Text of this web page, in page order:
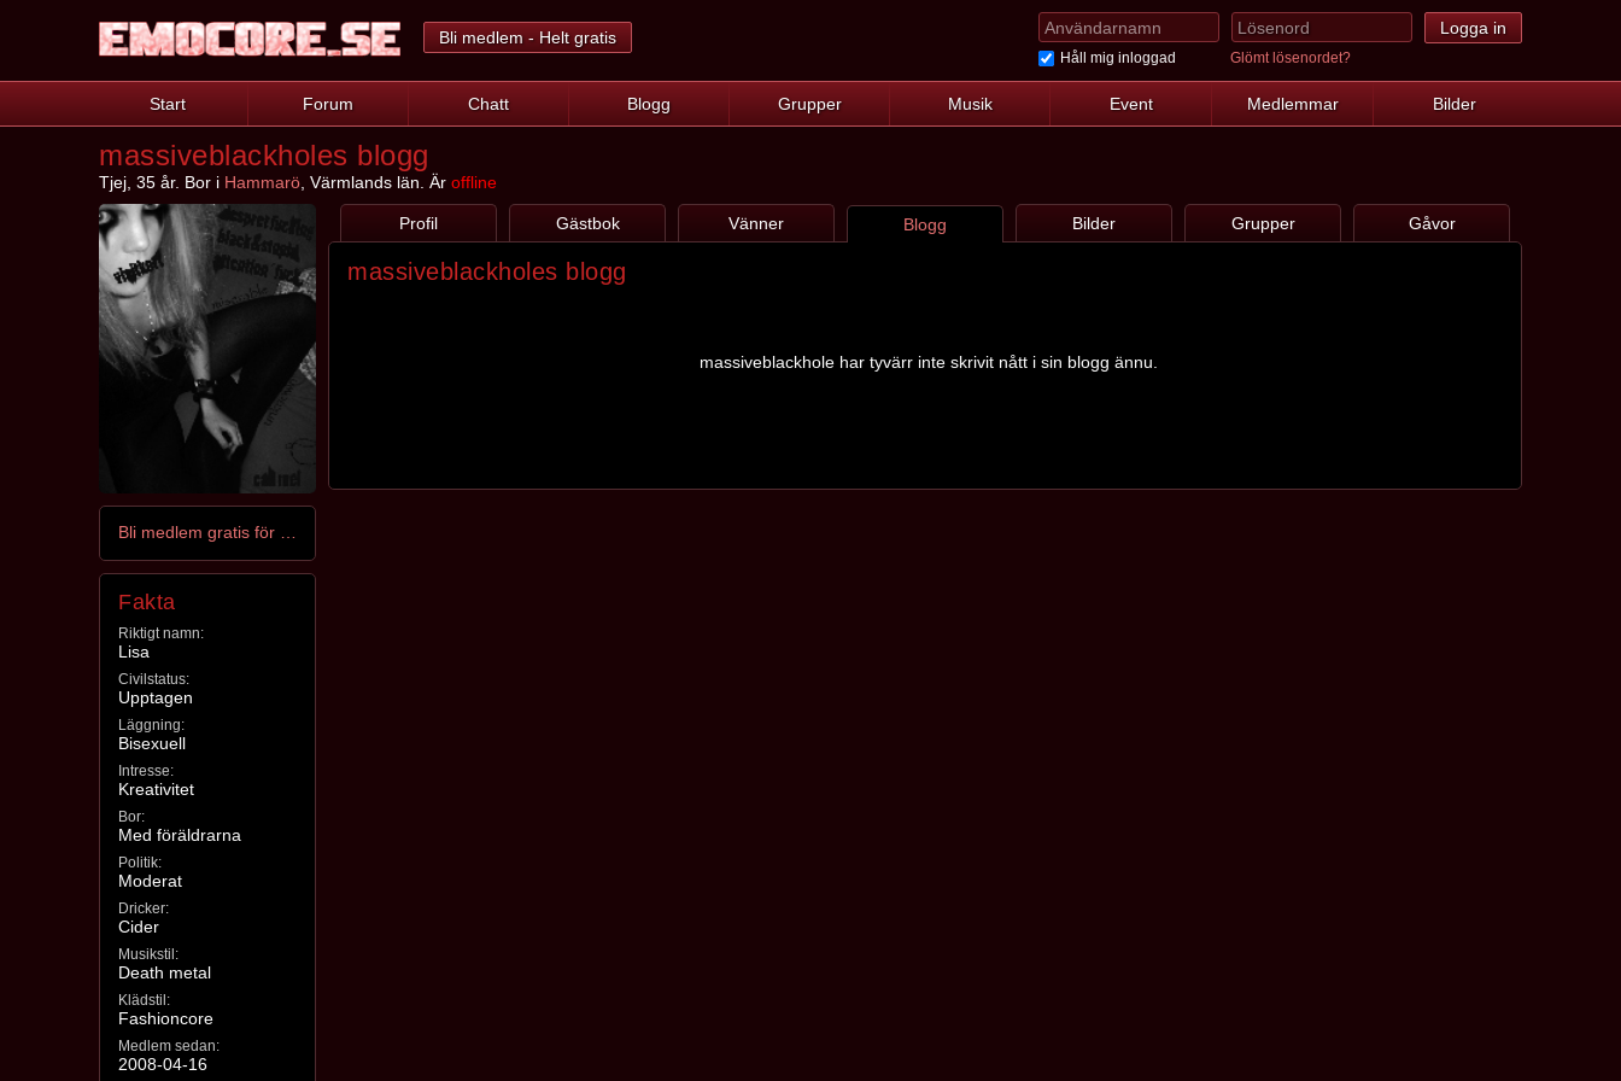
Bli medlem - Helt gratis
Håll mig inloggad Glömt lösenordet?
Start Forum Chatt Blogg Grupper Musik Event Medlemmar Bilder
massiveblackholes blogg
Tjej, 35 år. Bor i Hammarö , Värmlands län. Är offline
Fakta
Riktigt namn:
Lisa
Civilstatus:
Upptagen
Läggning:
Bisexuell
Intresse:
Kreativitet
Bor:
Med föräldrarna
Politik:
Moderat
Dricker:
Cider
Musikstil:
Death metal
Klädstil:
Fashioncore
Medlem sedan:
2008-04-16
Profil Gästbok Vänner Blogg Bilder Grupper Gåvor
massiveblackholes blogg
massiveblackhole har tyvärr inte skrivit nått i sin blogg ännu.